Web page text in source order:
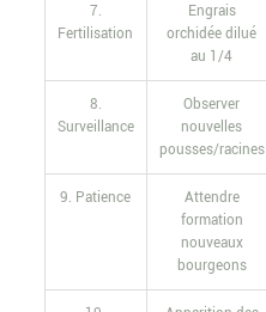
7.
Fertilisation
Engrais
orchidée dilué
au 1/4
8.
Surveillance
Observer
nouvelles
pousses/racines
9. Patience
Attendre
formation
nouveaux
bourgeons